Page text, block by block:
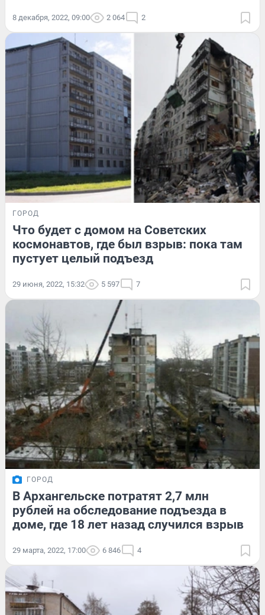
8 декабря, 2022, 09:00 2 064 2
ГОРОД
Что будет с домом на Советских
космонавтов, где был взрыв: пока там
пустует целый подъезд
29 июня, 2022, 15:32 5 597 7
ГОРОД
В Архангельске потратят 2,7 млн
рублей на обследование подъезда в
доме, где 18 лет назад случился взрыв
29 марта, 2022, 17:00 6 846 4